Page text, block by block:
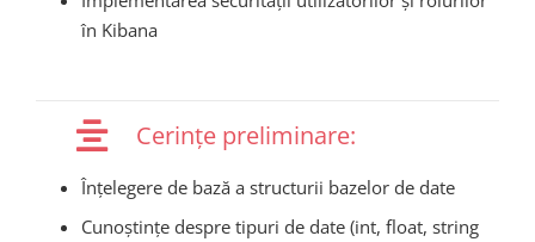
în Kibana
Cerințe preliminare:
Înțelegere de bază a structurii bazelor de date
Cunoștințe despre tipuri de date (int, float, string